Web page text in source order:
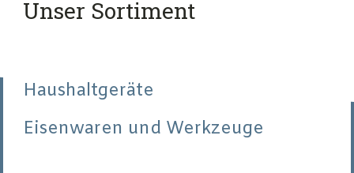
Unser Sortiment
Haushaltgeräte
Eisenwaren und Werkzeuge